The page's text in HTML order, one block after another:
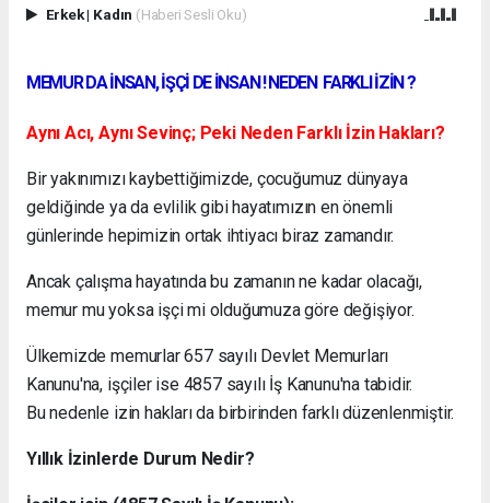
Erkek| Kadın (Haberi Sesli Oku)
MEMUR DA İNSAN, İŞÇİ DE İNSAN ! NEDEN FARKLI İZİN ?
Aynı Acı, Aynı Sevinç; Peki Neden Farklı İzin Hakları?
Bir yakınımızı kaybettiğimizde, çocuğumuz dünyaya
geldiğinde ya da evlilik gibi hayatımızın en önemli
günlerinde hepimizin ortak ihtiyacı biraz zamandır.
Ancak çalışma hayatında bu zamanın ne kadar olacağı,
memur mu yoksa işçi mi olduğumuza göre değişiyor.
Ülkemizde memurlar 657 sayılı Devlet Memurları
Kanunu'na, işçiler ise 4857 sayılı İş Kanunu'na tabidir.
Bu nedenle izin hakları da birbirinden farklı düzenlenmiştir.
Yıllık İzinlerde Durum Nedir?